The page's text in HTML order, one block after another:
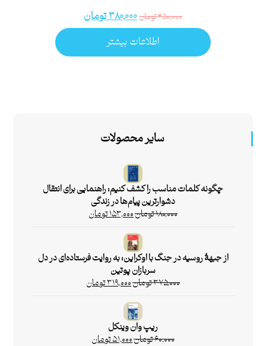
۴۵۰,۰۰۰تومان۳۸۰,۰۰۰تومان
اطلاعات بیشتر
سایر محصولات
چگونه کلمات مناسب را کشف کنیم: راهنمایی برای انتقال
دشوارترین پیام‌ها در زندگی
۱۸۰,۰۰۰تومان۱۵۳,۰۰۰تومان
از جبهۀ روسیه در جنگ با اوکراین: به روایت فرستاده‌ای در دل
سربازان پوتین
۳۷۵,۰۰۰تومان۳۱۹,۰۰۰تومان
ریپ وان وینکل
۶۰,۰۰۰تومان۵۱,۰۰۰تومان